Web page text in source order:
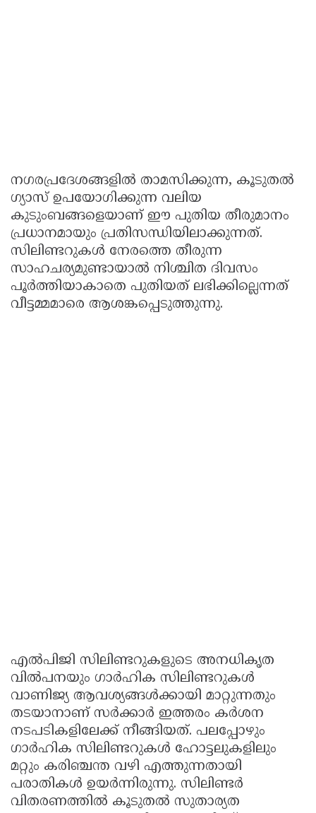
നഗരപ്രദേശങ്ങളിൽ താമസിക്കുന്ന, കൂടുതൽ
ഗ്യാസ് ഉപയോഗിക്കുന്ന വലിയ
കുടുംബങ്ങളെയാണ് ഈ പുതിയ തീരുമാനം
പ്രധാനമായും പ്രതിസന്ധിയിലാക്കുന്നത്.
സിലിണ്ടറുകൾ നേരത്തെ തീരുന്ന
സാഹചര്യമുണ്ടായാൽ നിശ്ചിത ദിവസം
പൂർത്തിയാകാതെ പുതിയത് ലഭിക്കില്ലെന്നത്
വീട്ടമ്മമാരെ ആശങ്കപ്പെടുത്തുന്നു.
എൽപിജി സിലിണ്ടറുകളുടെ അനധികൃത
വിൽപനയും ഗാർഹിക സിലിണ്ടറുകൾ
വാണിജ്യ ആവശ്യങ്ങൾക്കായി മാറ്റുന്നതും
തടയാനാണ് സർക്കാർ ഇത്തരം കർശന
നടപടികളിലേക്ക് നീങ്ങിയത്. പലപ്പോഴും
ഗാർഹിക സിലിണ്ടറുകൾ ഹോട്ടലുകളിലും
മറ്റും കരിഞ്ചന്ത വഴി എത്തുന്നതായി
പരാതികൾ ഉയർന്നിരുന്നു. സിലിണ്ടർ
വിതരണത്തിൽ കൂടുതൽ സുതാര്യത